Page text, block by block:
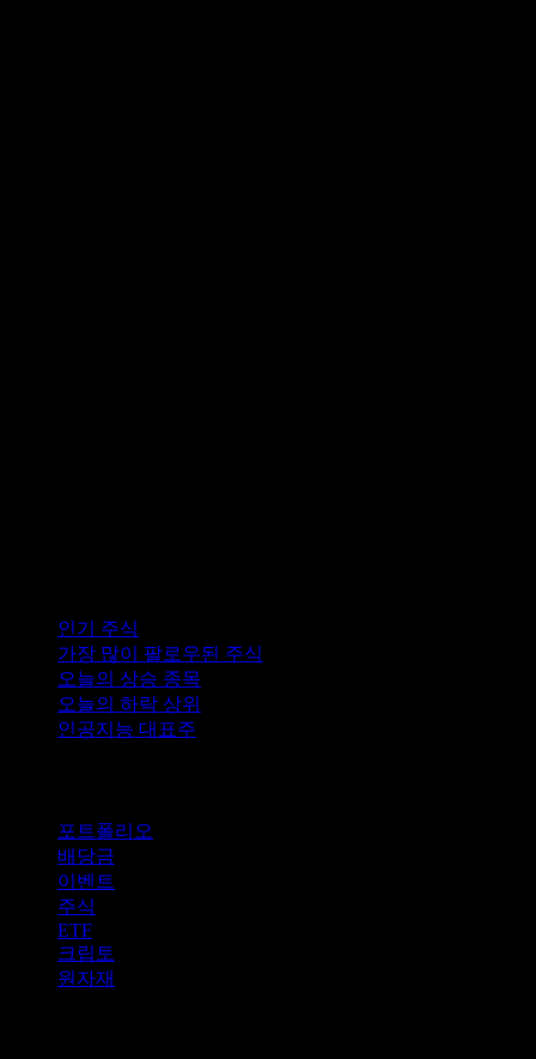
인기 주식
가장 많이 팔로우된 주식
오늘의 상승 종목
오늘의 하락 상위
인공지능 대표주
포트폴리오
배당금
이벤트
주식
ETF
크립토
원자재